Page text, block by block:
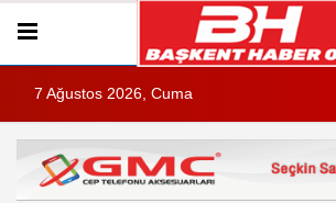
7 Ağustos 2026, Cuma